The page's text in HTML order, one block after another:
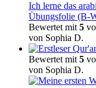
Ich lerne das
Übungsfolie (B-
Bewertet mit 5
von Sophia D.
Bewertet mit 5
von Sophia D.